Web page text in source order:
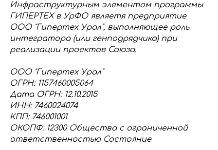
Инфраструктурным элементом программы
ГИПЕРТЕХ в УрФО являетя предприятие
ООО "Гипертех Урал", выполняющее роль
интегратора (или генподрядчика) при
реализации проектов Союза.
ООО "Гипертех Урал"
ОГРН: 1157460005064
Дата ОГРН: 12.10.2015
ИНН: 7460024074
КПП: 746001001
ОКОПФ: 12300 Общества с ограниченной
ответственностью Состояние